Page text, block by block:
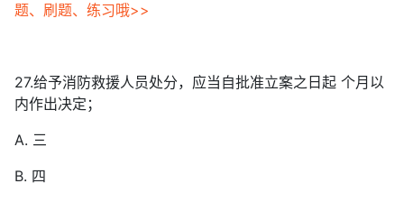
题、刷题、练习哦>>
27.给予消防救援人员处分，应当自批准立案之日起 个月以
内作出决定；
A. 三
B. 四